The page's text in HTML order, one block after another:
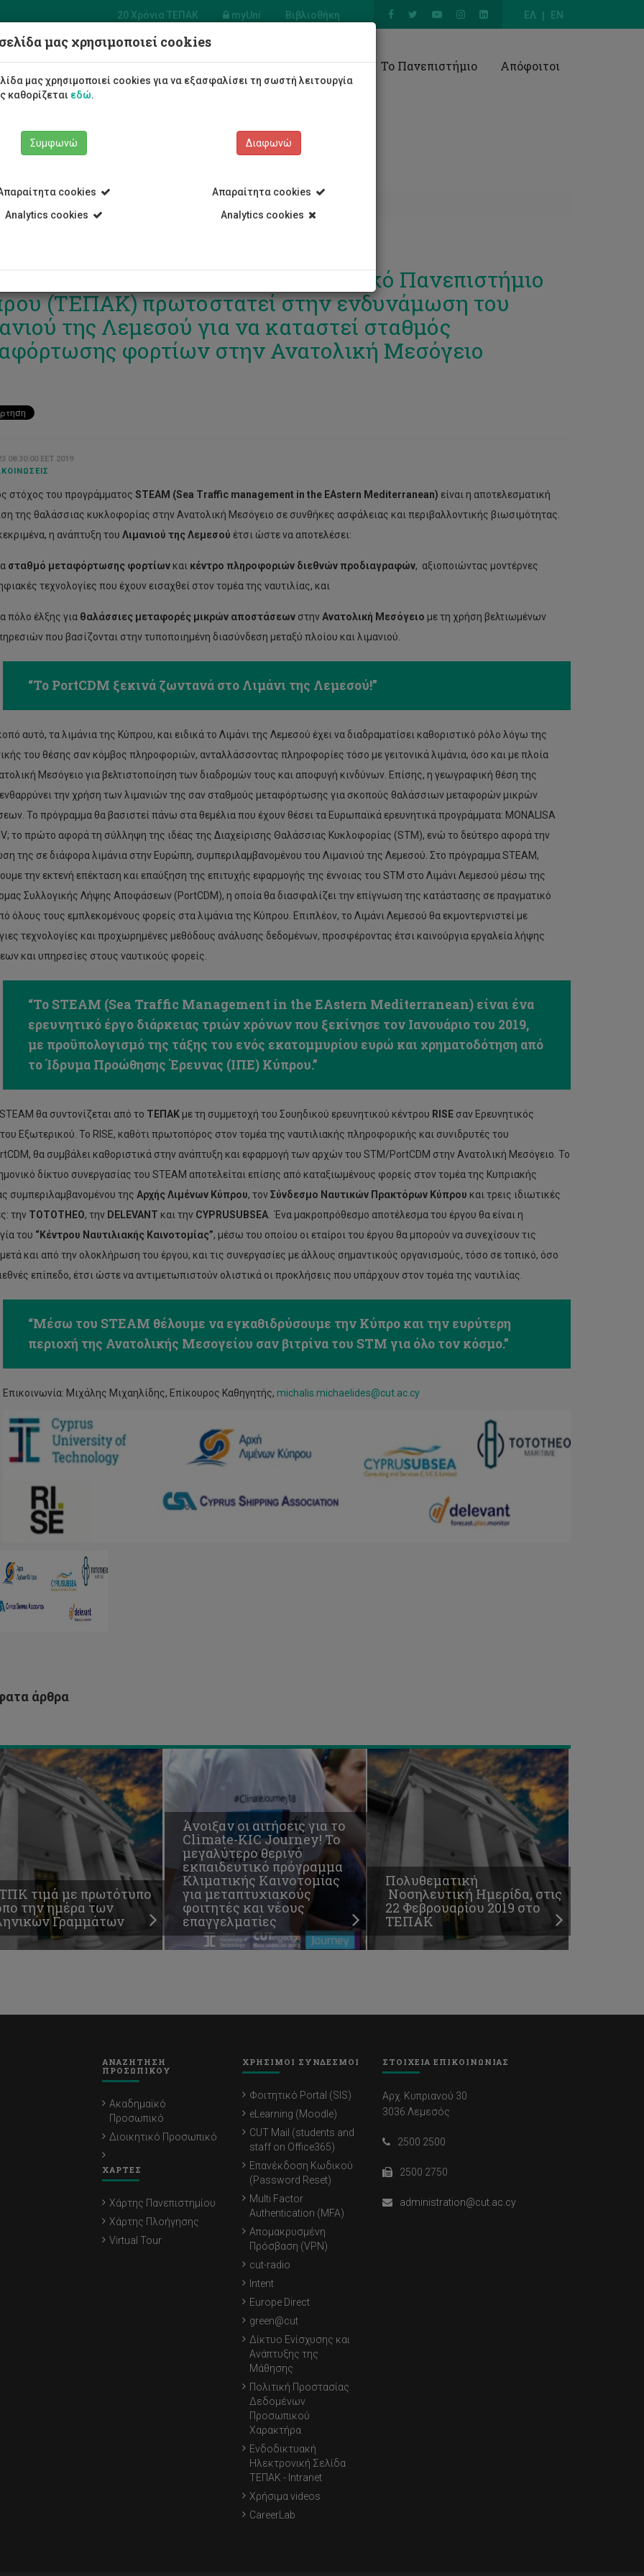
ΕΛ EN
20 Χρόνια ΤΕΠΑΚ myUni Βιβλιοθήκη
Φοιτητές/τριες Σπουδές Έρευνα Το Πανεπιστήμιο Απόφοιτοι
Έργο STEAM: Το Τεχνολογικό Πανεπιστήμιο
(ΤΕΠΑΚ) πρωτοστατεί στην ενδυνάμωση του
της Λεμεσού για να καταστεί σταθμός
φορτίων στην Ανατολική Μεσόγειο
08:30:00 EET 2019
στόχος του προγράμματος STEAM (Sea Traffic management in the EAstern Mediterranean) είναι η αποτελεσματική
της θαλάσσιας κυκλοφορίας στην Ανατολική Μεσόγειο σε συνθήκες ασφάλειας και περιβαλλοντικής βιωσιμότητας.
η ανάπτυξη του Λιμανιού της Λεμεσού έτσι ώστε να αποτελέσει:
σταθμό μεταφόρτωσης φορτίων και κέντρο πληροφοριών διεθνών προδιαγραφών, αξιοποιώντας μοντέρνες
τεχνολογίες που έχουν εισαχθεί στον τομέα της ναυτιλίας, και
πόλο έλξης για θαλάσσιες μεταφορές μικρών αποστάσεωνστηνΑνατολική Μεσόγειο με τη χρήση βελτιωμένων
που βασίζονται στην τυποποιημένη διασύνδεση μεταξύ πλοίου και λιμανιού.
“Το PortCDM ξεκινά ζωντανά στο Λιμάνι της Λεμεσού!”
αυτό, τα λιμάνια της Κύπρου, και ειδικά το Λιμάνι της Λεμεσού έχει να διαδραματίσει καθοριστικό ρόλο λόγω της
του θέσης σαν κόμβος πληροφοριών, ανταλλάσσοντας πληροφορίες τόσο με γειτονικά λιμάνια, όσο και με πλοία
Μεσόγειο για βελτιστοποίηση των διαδρομών τους και αποφυγή κινδύνων. Επίσης, η γεωγραφική θέση της
την χρήση των λιμανιών της σαν σταθμούς μεταφόρτωσης για σκοπούς θαλάσσιων μεταφορών μικρών
Το πρόγραμμα θα βασιστεί πάνω στα θεμέλια που έχουν θέσει τα Ευρωπαϊκά ερευνητικά προγράμματα: MONALISA
το πρώτο αφορά τη σύλληψη της ιδέας της Διαχείρισης Θαλάσσιας Κυκλοφορίας (STM), ενώ το δεύτερο αφορά την
της σε διάφορα λιμάνια στην Ευρώπη, συμπεριλαμβανομένου του Λιμανιού της Λεμεσού. Στο πρόγραμμα STEAM,
την εκτενή επέκταση και επαύξηση της επιτυχής εφαρμογής της έννοιας του STM στο Λιμάνι Λεμεσού μέσω της
Συλλογικής Λήψης Αποφάσεων (PortCDM), η οποία θα διασφαλίζει την επίγνωση της κατάστασης σε πραγματικό
όλους τους εμπλεκομένους φορείς στα λιμάνια της Κύπρου. Επιπλέον, το Λιμάνι Λεμεσού θα εκμοντερνιστεί με
τεχνολογίες και προχωρημένες μεθόδους ανάλυσης δεδομένων, προσφέροντας έτσι καινούργια εργαλεία λήψης
και υπηρεσίες στους ναυτικούς φορείς.
“Το STEAM (Sea Traffic Management in the EAstern Mediterranean) είναι ένα
ερευνητικό έργο διάρκειας τριών χρόνων που ξεκίνησε τον Ιανουάριο του 2019,
με προϋπολογισμό της τάξης του ενός εκατομμυρίου ευρώ και χρηματοδότηση από
το Ίδρυμα Προώθησης Έρευνας (ΙΠΕ) Κύπρου.”
θα συντονίζεται από το ΤΕΠΑΚμε τη συμμετοχή του Σουηδικού ερευνητικού κέντρου RISEσαν Ερευνητικός
Εξωτερικού. Το RISE, καθότι πρωτοπόρος στον τομέα της ναυτιλιακής πληροφορικής και συνιδρυτές του
θα συμβάλει καθοριστικά στην ανάπτυξη και εφαρμογή των αρχών του STM/PortCDM στην Ανατολική Μεσόγειο. Το
δίκτυο συνεργασίας του STEAM αποτελείται επίσης από καταξιωμένους φορείς στον τομέα της Κυπριακής
συμπεριλαμβανομένου της Αρχής Λιμένων Κύπρου, τονΣύνδεσμο Ναυτικών Πρακτόρων Κύπρου και τρεις ιδιωτικές
την TOTOTHEO, την DELEVANT και την CYPRUSUBSEA. Ένα μακροπρόθεσμο αποτέλεσμα του έργου θα είναι η
του “Κέντρου Ναυτιλιακής Καινοτομίας”, μέσω του οποίου οι εταίροι του έργου θα μπορούν να συνεχίσουν τις
και από την ολοκλήρωση του έργου, και τις συνεργασίες με άλλους σημαντικούς οργανισμούς, τόσο σε τοπικό, όσο
επίπεδο, έτσι ώστε να αντιμετωπιστούν ολιστικά οι προκλήσεις που υπάρχουν στον τομέα της ναυτιλίας.
“Μέσω του STEAM θέλουμε να εγκαθιδρύσουμε την Κύπρο και την ευρύτερη
περιοχή της Ανατολικής Μεσογείου σαν βιτρίνα του STM για όλο τον κόσμο.”
Επικοινωνία: Μιχάλης Μιχαηλίδης, Επίκουρος Καθηγητής,michalis.michaelides@cut.ac.cy
άρθρα
τιμά με πρωτότυπο
την ημέρα των
Γραμμάτων
Άνοιξαν
οι
αιτήσεις
το
Climate-
Άνοιξαν οι αιτήσεις για το
Climate-KIC Journey! Το
μεγαλύτερο θερινό
εκπαιδευτικό πρόγραμμα
Κλιματικής Καινοτομίας
για μεταπτυχιακούς
φοιτητές και νέους
επαγγελματίες
Πολυθεματική
Νοσηλευτική Ημερίδα, στις
22 Φεβρουαρίου 2019 στο
ΤΕΠΑΚ
ΑΝΑΖΗΤΗΣΗ
ΠΡΟΣΩΠΙΚΟΥ
Ακαδημαϊκό
Προσωπικό
Διοικητικό Προσωπικό
ΧΑΡΤΕΣ
Χάρτης Πανεπιστημίου
Χάρτης Πλοήγησης
Virtual Tour
ΧΡΗΣΙΜΟΙ ΣΥΝΔΕΣΜΟΙ
Φοιτητικό Portal (SIS)
eLearning (Moodle)
CUT Mail (students and
staff on Office365)
Επανέκδοση Κωδικού
(Password Reset)
Multi Factor
Authentication (MFA)
Απομακρυσμένη
Πρόσβαση (VPN)
cut-radio
Intent
Europe Direct
green@cut
Δίκτυο Ενίσχυσης και
Ανάπτυξης της
Μάθησης
Πολιτική Προστασίας
Δεδομένων
Προσωπικού
Χαρακτήρα
Ενδοδικτυακή
Ηλεκτρονική Σελίδα
ΤΕΠΑΚ - Intranet
Χρήσιμα videos
CareerLab
ΣΤΟΙΧΕΙΑ ΕΠΙΚΟΙΝΩΝΙΑΣ
Αρχ. Κυπριανού 30
3036 Λεμεσός
2500 2500
2500 2750
administration@cut.ac.cy
μας χρησιμοποιεί cookies
μας χρησιμοποιεί cookies για να εξασφαλίσει τη σωστή λειτουργία
καθορίζεται εδώ.
Συμφωνώ
cookies
Analytics cookies
Διαφωνώ
Απαραίτητα cookies
Analytics cookies